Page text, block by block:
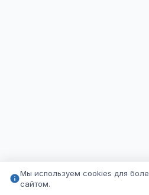
Мы используем cookies для
сайтом.